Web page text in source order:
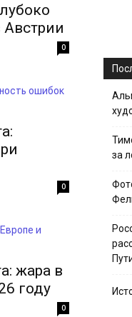
0
0
жара в
году
0
за